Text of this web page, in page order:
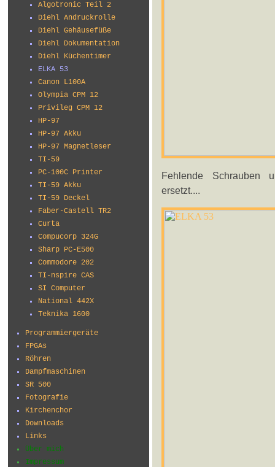
Algotronic Teil 2
Diehl Andruckrolle
Diehl Gehäusefüße
Diehl Dokumentation
Diehl Küchentimer
ELKA 53
Canon L100A
Olympia CPM 12
Privileg CPM 12
HP-97
HP-97 Akku
HP-97 Magnetleser
TI-59
PC-100C Printer
TI-59 Akku
TI-59 Deckel
Faber-Castell TR2
Curta
Compucorp 324G
Sharp PC-E500
Commodore 202
TI-nspire CAS
SI Computer
National 442X
Teknika 1600
Programmiergeräte
FPGAs
Röhren
Dampfmaschinen
SR 500
Fotografie
Kirchenchor
Downloads
Links
Über mich
Impressum
Fehlende Schrauben
ersetzt....